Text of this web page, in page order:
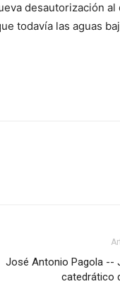
desautorización al
todavía las aguas
José Antonio Pagola --
catedrático